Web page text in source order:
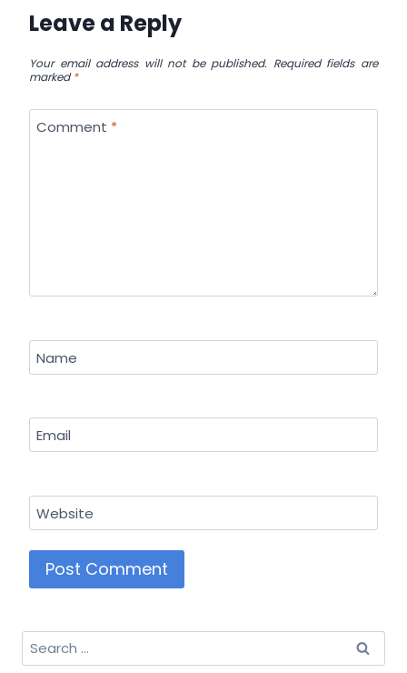
Leave a Reply
Your email address will not be published. Required fields are
marked*
Comment *
Name
Email
Website
Search
for: